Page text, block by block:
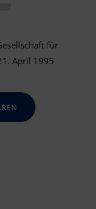
für
April 1995